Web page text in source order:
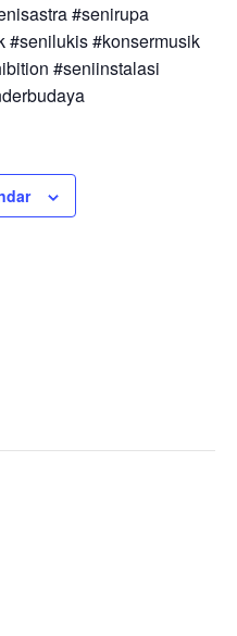
#senirupa
#senilukis#konsermusik
#seniinstalasi